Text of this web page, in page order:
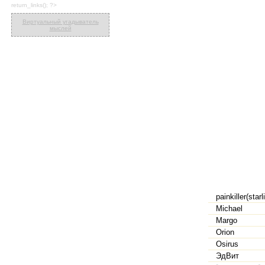
return_links(); ?>
Виртуальный угадыватель
мыслей
Michael
Margo
Orion
Osirus
ЭдВит